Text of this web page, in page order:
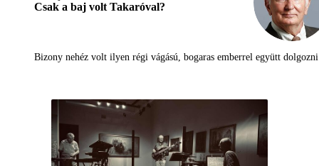
Csak a baj volt Takaróval?
Bizony nehéz volt ilyen régi vágású, bogaras emberrel együtt